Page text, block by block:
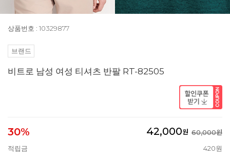
상품번호 : 10329877
브랜드
비트로 남성 여성 티셔츠 반팔 RT-82505
30% 42,000원 60,000원
적립금
420원